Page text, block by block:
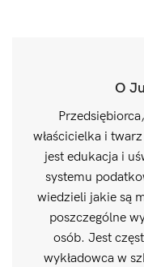
O
właścicielka i
jest edukacja i
systemu
wiedzieli jakie są
poszczególne
osób. Jest
wykładowca w